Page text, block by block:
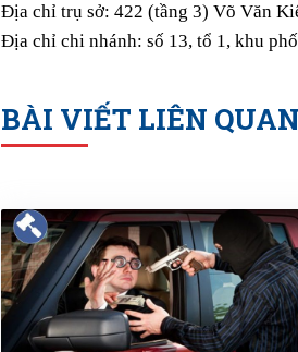
Địa chỉ trụ sở: 422 (tầng 3) Võ Văn
Địa chỉ chi nhánh: số 13, tổ 1, khu
BÀI VIẾT LIÊN QUAN